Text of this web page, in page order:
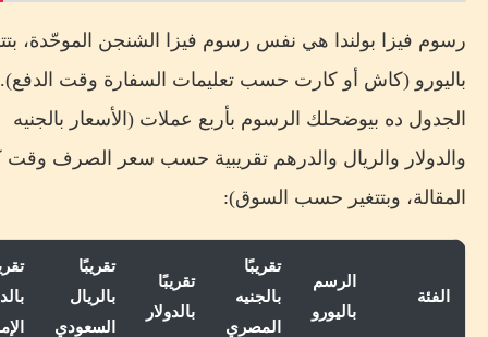
رسوم فيزا بولندا هي نفس رسوم فيزا الشنجن الموحّدة،
باليورو (كاش أو كارت حسب تعليمات السفارة وقت الدفع).
الجدول ده بيوضحلك الرسوم بأربع عملات (الأسعار بالجنيه
والدولار والريال والدرهم تقريبية حسب سعر الصرف وقت
المقالة، وبتتغير حسب السوق):
الفئة
الرسم
باليورو
تقريبًا
بالجنيه
المصري
تقريبًا
بالدولار
تقريبًا
بالريال
السعودي